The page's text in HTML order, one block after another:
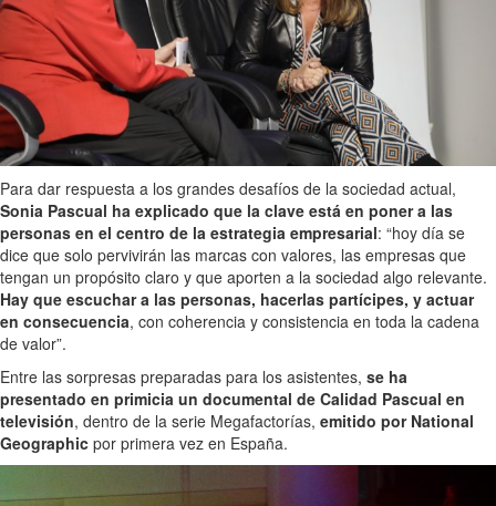
Para dar respuesta a los grandes desafíos de la sociedad actual,
Sonia Pascual ha explicado que la clave está en poner a las
personas en el centro de la estrategia empresarial: “hoy día se
dice que solo pervivirán las marcas con valores, las empresas que
tengan un propósito claro y que aporten a la sociedad algo relevante.
Hay que escuchar a las personas, hacerlas partícipes, y actuar
en consecuencia, con coherencia y consistencia en toda la cadena
de valor”.
Entre las sorpresas preparadas para los asistentes, se ha
presentado en primicia un documental de Calidad Pascual en
televisión, dentro de la serie Megafactorías, emitido por National
Geographic por primera vez en España.